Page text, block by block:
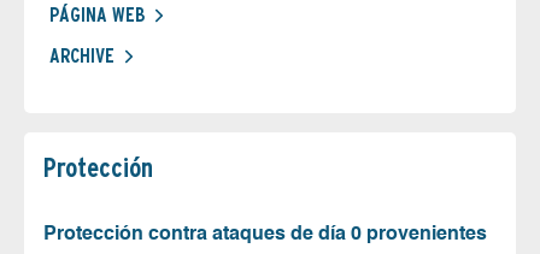
PÁGINA WEB
ARCHIVE
Protección
Protección contra ataques de día 0 provenientes